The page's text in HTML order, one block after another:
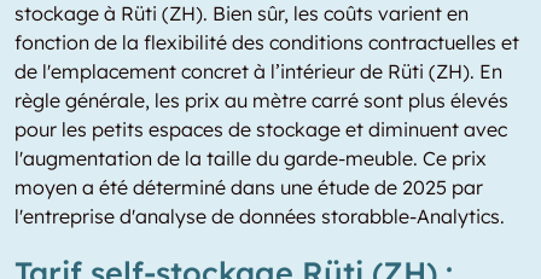
stockage à Rüti (ZH). Bien sûr, les coûts varient en
fonction de la flexibilité des conditions contractuelles et
de l'emplacement concret à l’intérieur de Rüti (ZH). En
règle générale, les prix au mètre carré sont plus élevés
pour les petits espaces de stockage et diminuent avec
l'augmentation de la taille du garde-meuble. Ce prix
moyen a été déterminé dans une étude de 2025 par
l'entreprise d'analyse de données storabble-Analytics.